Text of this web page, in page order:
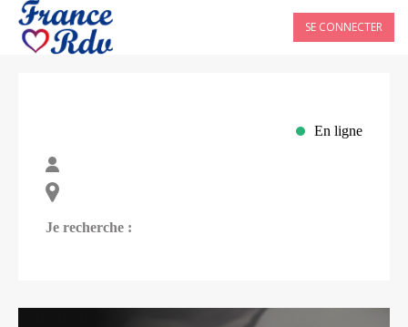
SE CONNECTER
En ligne
Je recherche :